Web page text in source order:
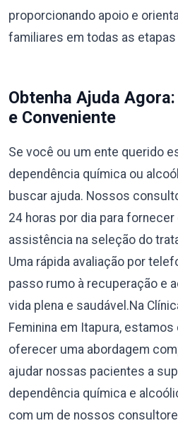
proporcionando apoio e
familiares em todas as
Obtenha Ajuda
e Conveniente
Se você ou um ente querido
dependência química ou
buscar ajuda. Nossos
24 horas por dia para
assistência na seleção do
Uma rápida avaliação por
passo rumo à recuperação e
vida plena e saudável.Na
Feminina em Itapura,
oferecer uma abordagem
ajudar nossas pacientes a
dependência química e
com um de nossos